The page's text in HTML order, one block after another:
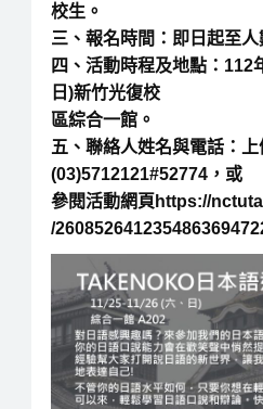
校生。
三、報名時間：即日起至人
四、活動時程及地點：112
日)新竹光復校
區綜合一館。
五、聯絡人姓名與電話：
(03)5712121#52774，或
參閱活動網頁https://
/